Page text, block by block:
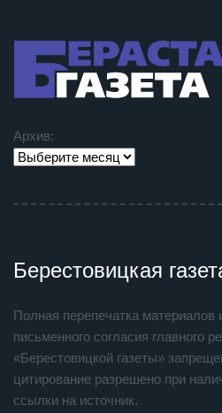
Архив:
Берестовицкая
Полная перепечатка материалов
письменного согласия главного
«Берестовицкой газеты»
цитирование разрешено при
ссылки на источник.